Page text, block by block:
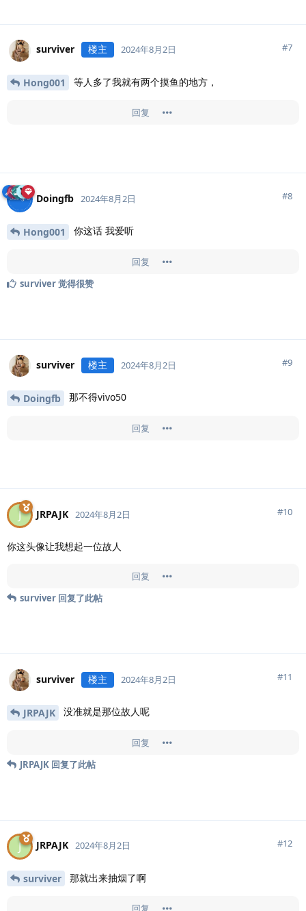
surviver 楼主 2024年8月2日 #7
Hong001 等人多了我就有两个摸鱼的地方，
回复
Doingfb 2024年8月2日 #8
Hong001 你这话 我爱听
回复
surviver觉得很赞
surviver 楼主 2024年8月2日 #9
Doingfb 那不得vivo50
回复
J JRPAJK 2024年8月2日 #10
你这头像让我想起一位故人
回复
surviver 回复了此帖
surviver 楼主 2024年8月2日 #11
JRPAJK 没准就是那位故人呢
回复
JRPAJK 回复了此帖
J JRPAJK 2024年8月2日 #12
surviver 那就出来抽烟了啊
回复